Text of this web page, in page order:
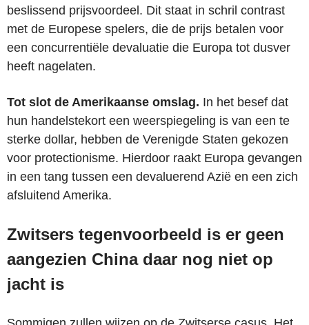
beslissend prijsvoordeel. Dit staat in schril contrast
met de Europese spelers, die de prijs betalen voor
een concurrentiële devaluatie die Europa tot dusver
heeft nagelaten.
Tot slot de Amerikaanse omslag. In het besef dat
hun handelstekort een weerspiegeling is van een te
sterke dollar, hebben de Verenigde Staten gekozen
voor protectionisme. Hierdoor raakt Europa gevangen
in een tang tussen een devaluerend Azië en een zich
afsluitend Amerika.
Zwitsers tegenvoorbeeld is er geen
aangezien China daar nog niet op
jacht is